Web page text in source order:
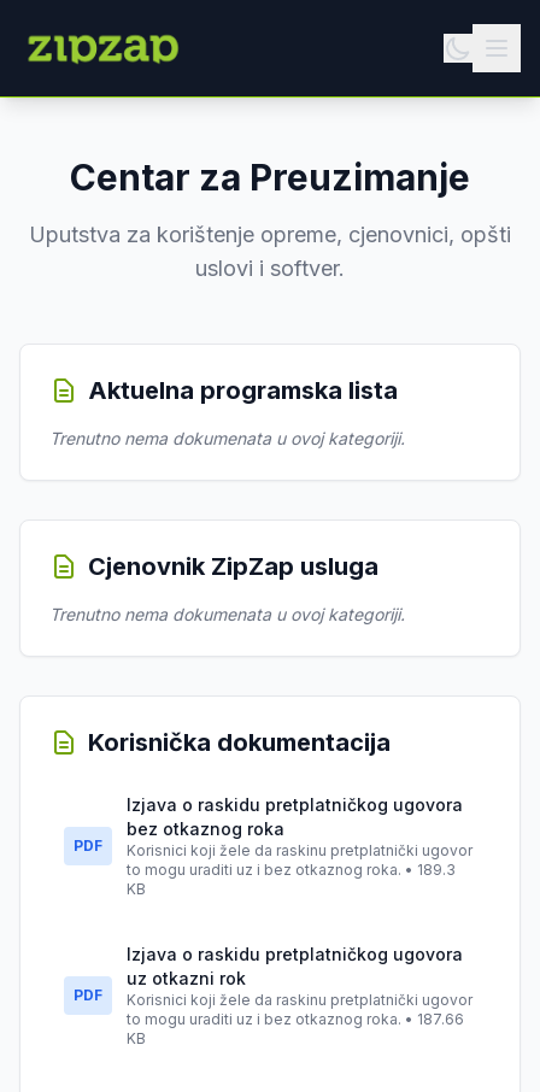
Centar za Preuzimanje
Uputstva za korištenje opreme, cjenovnici, opšti
uslovi i softver.
Aktuelna programska lista
Trenutno nema dokumenata u ovoj kategoriji.
Cjenovnik ZipZap usluga
Trenutno nema dokumenata u ovoj kategoriji.
Korisnička dokumentacija
PDF
Izjava o raskidu pretplatničkog ugovora
bez otkaznog roka
Korisnici koji žele da raskinu pretplatnički ugovor
to mogu uraditi uz i bez otkaznog roka. • 189.3
KB
PDF
Izjava o raskidu pretplatničkog ugovora
uz otkazni rok
Korisnici koji žele da raskinu pretplatnički ugovor
to mogu uraditi uz i bez otkaznog roka. • 187.66
KB